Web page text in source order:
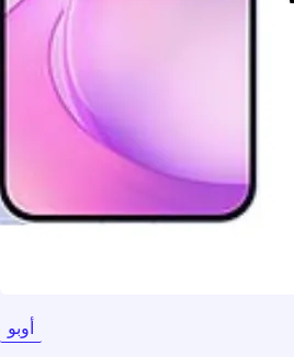
أوبو